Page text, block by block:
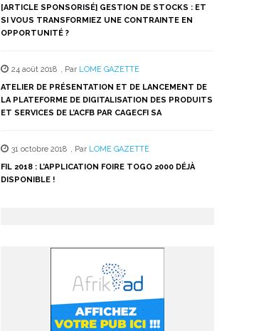
[ARTICLE SPONSORISÉ] GESTION DE STOCKS : ET
SI VOUS TRANSFORMIEZ UNE CONTRAINTE EN
OPPORTUNITÉ ?
24 août 2018 , Par LOME GAZETTE
ATELIER DE PRÉSENTATION ET DE LANCEMENT DE
LA PLATEFORME DE DIGITALISATION DES PRODUITS
ET SERVICES DE L’ACFB PAR CAGECFI SA
31 octobre 2018 , Par LOME GAZETTE
FIL 2018 : L’APPLICATION FOIRE TOGO 2000 DÉJÀ
DISPONIBLE !